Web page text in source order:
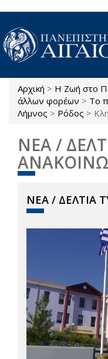
Παράκαμψη προς το
Είστε εδώ
Αρχική > Η Ζωή στο
άλλων φορέων > Το
Λήμνος > Ρόδος >
ΝΕΑ /
ΝΕΑ / ΔΕΛΤΙΑ